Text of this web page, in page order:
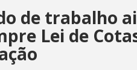
de trabalho
Lei de